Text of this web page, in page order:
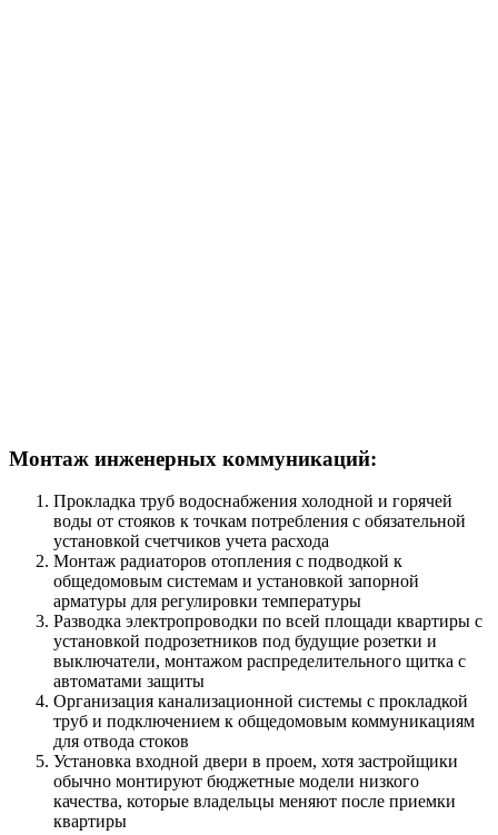
Монтаж инженерных коммуникаций:
Прокладка труб водоснабжения холодной и горячей
воды от стояков к точкам потребления с обязательной
установкой счетчиков учета расхода
Монтаж радиаторов отопления с подводкой к
общедомовым системам и установкой запорной
арматуры для регулировки температуры
Разводка электропроводки по всей площади квартиры с
установкой подрозетников под будущие розетки и
выключатели, монтажом распределительного щитка с
автоматами защиты
Организация канализационной системы с прокладкой
труб и подключением к общедомовым коммуникациям
для отвода стоков
Установка входной двери в проем, хотя застройщики
обычно монтируют бюджетные модели низкого
качества, которые владельцы меняют после приемки
квартиры